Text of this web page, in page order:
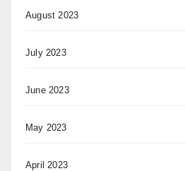
August 2023
July 2023
June 2023
May 2023
April 2023